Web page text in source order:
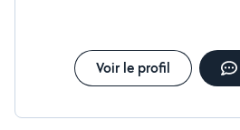
Voir le profil